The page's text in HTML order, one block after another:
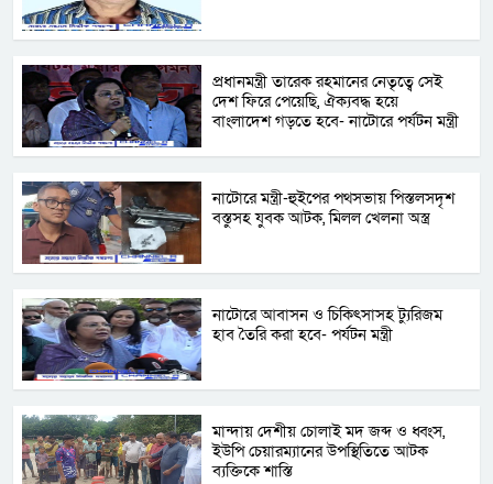
প্রধানমন্ত্রী তারেক রহমানের নেতৃত্বে সেই
দেশ ফিরে পেয়েছি, ঐক্যবদ্ধ হয়ে
বাংলাদেশ গড়তে হবে- নাটোরে পর্যটন মন্ত্রী
নাটোরে মন্ত্রী-হুইপের পথসভায় পিস্তলসদৃশ
বস্তুসহ যুবক আটক, মিলল খেলনা অস্ত্র
নাটোরে আবাসন ও চিকিৎসাসহ ট্যুরিজম
হাব তৈরি করা হবে- পর্যটন মন্ত্রী
মান্দায় দেশীয় চোলাই মদ জব্দ ও ধ্বংস,
ইউপি চেয়ারম্যানের উপস্থিতিতে আটক
ব্যক্তিকে শাস্তি